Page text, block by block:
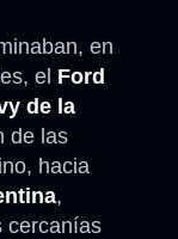
en
el Ford
de la
de las
hacia
,
cercanías